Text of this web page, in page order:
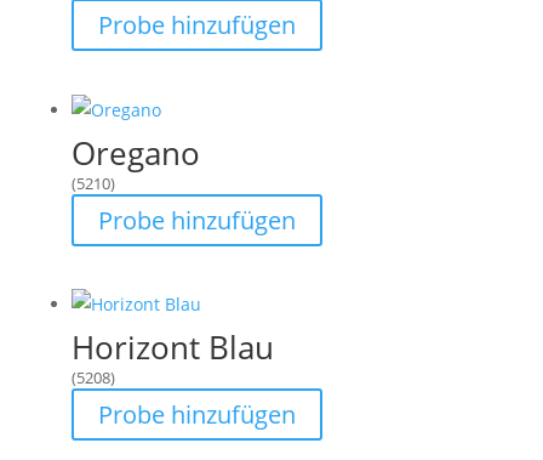
Probe hinzufügen
Oregano
(5210)
Probe hinzufügen
Horizont Blau
(5208)
Probe hinzufügen